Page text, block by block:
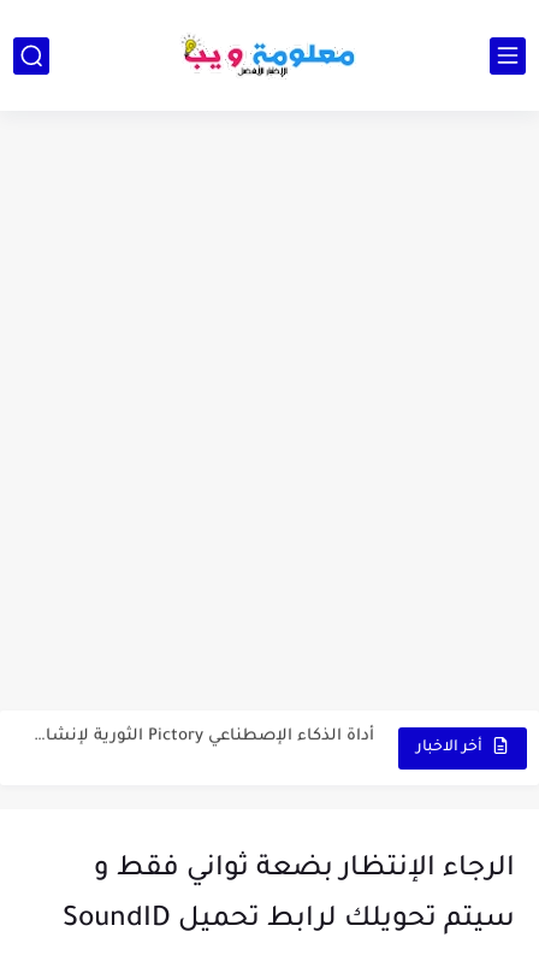
أخر الاخبار
الرجاء الإنتظار بضعة ثواني فقط و
سيتم تحويلك لرابط تحميل SoundID